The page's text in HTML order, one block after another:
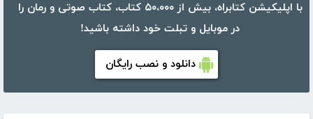
با اپلیکیشن کتابراه، بیش از ۵۰،۰۰۰ کتاب، کتاب صوتی و رمان را
در موبایل و تبلت خود داشته باشید!
دانلود و نصب رایگان